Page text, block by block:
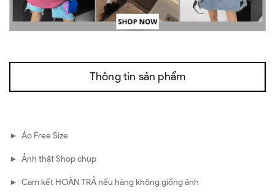
Thông tin sản phẩm
► Áo Free Size
► Ảnh thật Shop chụp
► Cam kết HOÀN TRẢ nếu hàng không giống ảnh